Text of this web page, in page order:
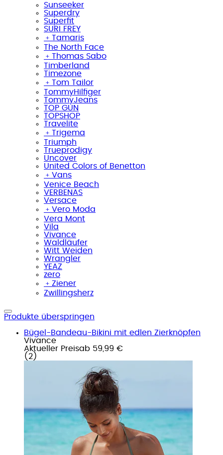
Sunseeker
Superdry
Superfit
SURI FREY
﹢ Tamaris
The North Face
﹢ Thomas Sabo
Timberland
Timezone
﹢ Tom Tailor
TommyHilfiger
TommyJeans
TOP GUN
TOPSHOP
Travelite
﹢ Trigema
Triumph
Trueprodigy
Uncover
United Colors of Benetton
﹢ Vans
Venice Beach
VERBENAS
Versace
﹢ Vero Moda
Vera Mont
Vila
Vivance
Waldläufer
Witt Weiden
Wrangler
YEAZ
zero
﹢ Ziener
Zwillingsherz
Produkte überspringen
Bügel-Bandeau-Bikini mit edlen Zierknöpfen
Vivance
Aktueller Preisab 59,99 €
( 2 )